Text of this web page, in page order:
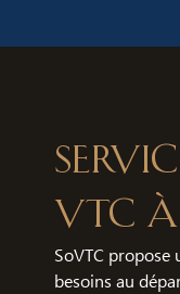
VTC
SoVTC
besoins au